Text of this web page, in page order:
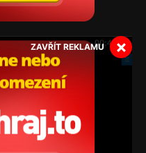
ZAVŘÍT REKLAMU ×